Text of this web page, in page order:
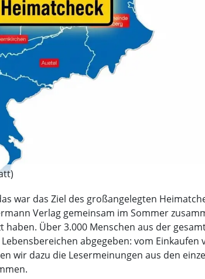
war das Ziel des großangelegten
Verlag gemeinsam im Sommer
Über 3.000 Menschen aus der
abgegeben: vom
wir dazu die Lesermeinungen aus den